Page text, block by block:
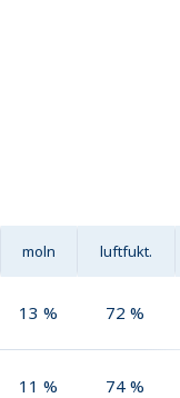
moln luftfukt.
13 % 72 %
11 % 74 %